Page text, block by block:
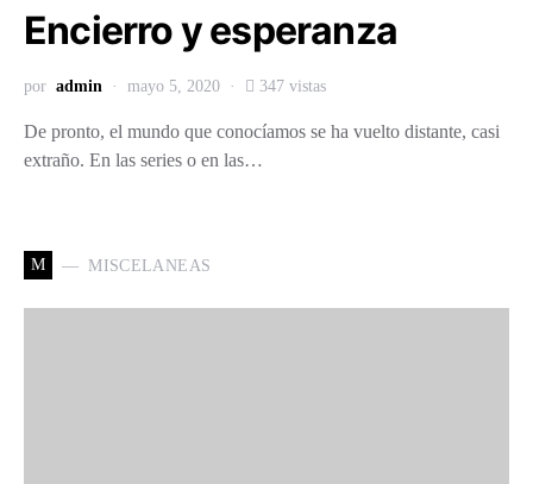
Encierro y esperanza
por admin mayo 5, 2020 347 vistas
De pronto, el mundo que conocíamos se ha vuelto distante, casi
extraño. En las series o en las…
M MISCELANEAS